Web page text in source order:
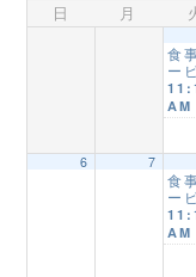
日 月
食
ー
AM
6 7
食
ー
AM